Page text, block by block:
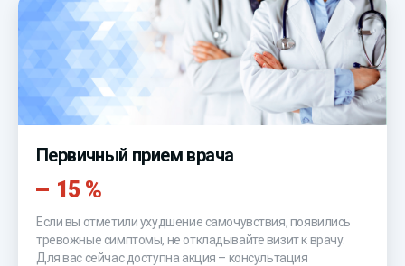
Первичный прием врача
15 %
Если вы отметили ухудшение самочувствия, появились
тревожные симптомы, не откладывайте визит к врачу.
Для вас сейчас доступна акция – консультация